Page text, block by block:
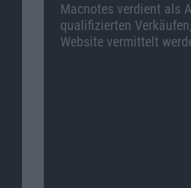
Macnotes verdient als
qualifizierten
Website vermittelt